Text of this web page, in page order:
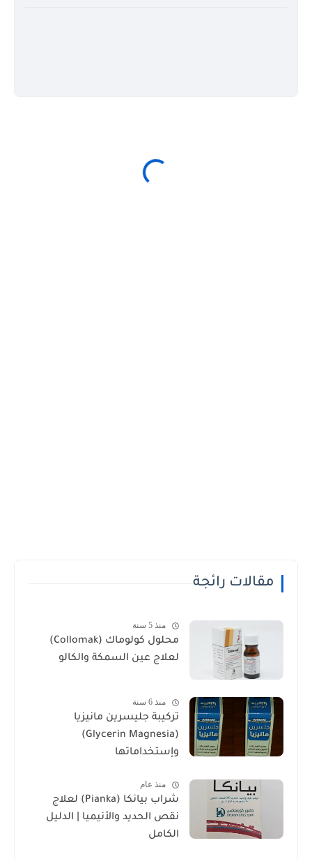
مقالات رائجة
منذ 5 سنة
محلول كولوماك (Collomak)
لعلاج عين السمكة والكالو
منذ 6 سنة
تركيبة جليسرين مانيزيا
(Glycerin Magnesia)
وإستخداماتها
منذ عام
شراب بيانكا (Pianka) لعلاج
نقص الحديد والأنيميا | الدليل
الكامل